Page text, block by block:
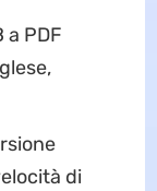
PDF
di